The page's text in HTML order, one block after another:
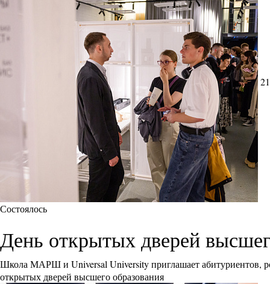
Состоялось
День открытых дверей
Школа МАРШ и Universal University приглашает абитуриентов,
открытых дверей высшего образования